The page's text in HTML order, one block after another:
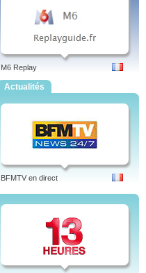
M6 Replay
Actualités
BFMTV en direct